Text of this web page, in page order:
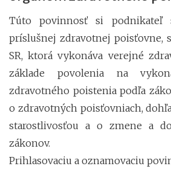
Túto povinnosť si podnikateľ
príslušnej zdravotnej poisťovne,
SR, ktorá vykonáva verejné
základe povolenia na
zdravotného poistenia podľa
o zdravotných poisťovniach,
starostlivosťou a o zmene a
zákonov.
Prihlasovaciu a oznamovaciu